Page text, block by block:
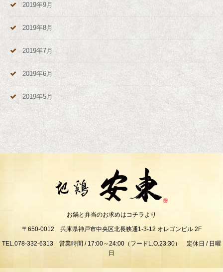
2019年9月
2019年8月
2019年7月
2019年6月
2019年5月
お鍋と弁当のお求めはコチラより
〒650-0012 兵庫県神戸市中央区北長狭通1-3-12 オレゴンビル 2F
TEL.078-332-6313 営業時間 / 17:00～24:00（フードL.O.23:30） 定休日 / 日曜
日